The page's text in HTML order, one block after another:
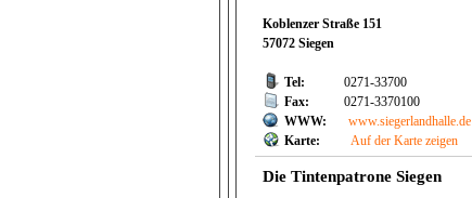
Koblenzer Straße 151
57072 Siegen
Tel:
0271-33700
Fax:
0271-3370100
WWW:
www.siegerlandhalle.de
Karte:
Auf der Karte zeigen
Die Tintenpatrone Siegen